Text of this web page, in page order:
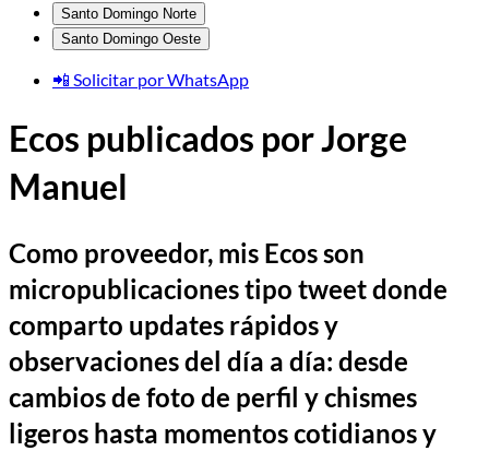
Santo Domingo Norte
Santo Domingo Oeste
📲 Solicitar por WhatsApp
Ecos publicados por Jorge
Manuel
Como proveedor, mis Ecos son
micropublicaciones tipo tweet donde
comparto updates rápidos y
observaciones del día a día: desde
cambios de foto de perfil y chismes
ligeros hasta momentos cotidianos y